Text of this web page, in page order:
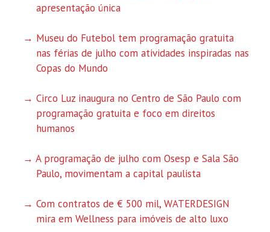
apresentação única
Museu do Futebol tem programação gratuita
nas férias de julho com atividades inspiradas nas
Copas do Mundo
Circo Luz inaugura no Centro de São Paulo com
programação gratuita e foco em direitos
humanos
A programação de julho com Osesp e Sala São
Paulo, movimentam a capital paulista
Com contratos de € 500 mil, WATERDESIGN
mira em Wellness para imóveis de alto luxo